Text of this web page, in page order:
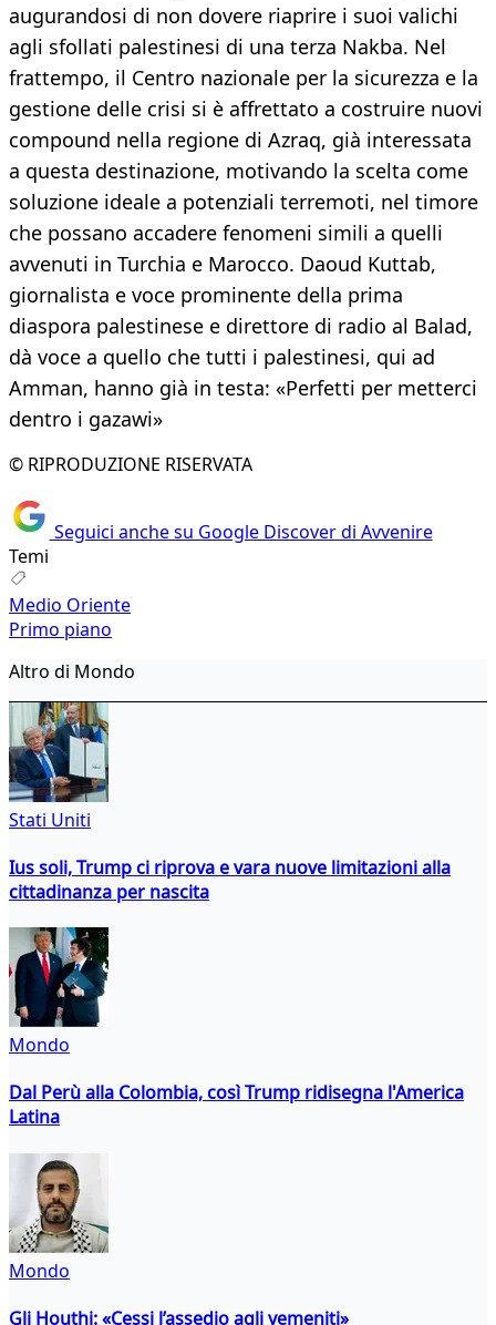
augurandosi di non dovere riaprire i suoi valichi
agli sfollati palestinesi di una terza Nakba. Nel
frattempo, il Centro nazionale per la sicurezza e la
gestione delle crisi si è affrettato a costruire nuovi
compound nella regione di Azraq, già interessata
a questa destinazione, motivando la scelta come
soluzione ideale a potenziali terremoti, nel timore
che possano accadere fenomeni simili a quelli
avvenuti in Turchia e Marocco. Daoud Kuttab,
giornalista e voce prominente della prima
diaspora palestinese e direttore di radio al Balad,
dà voce a quello che tutti i palestinesi, qui ad
Amman, hanno già in testa: «Perfetti per metterci
dentro i gazawi»
© RIPRODUZIONE RISERVATA
Seguici anche su Google Discover di Avvenire
Temi
Medio Oriente
Primo piano
Altro di Mondo
Stati Uniti
Ius soli, Trump ci riprova e vara nuove limitazioni alla
cittadinanza per nascita
Mondo
Dal Perù alla Colombia, così Trump ridisegna l'America
Latina
Mondo
Gli Houthi: «Cessi l’assedio agli yemeniti»